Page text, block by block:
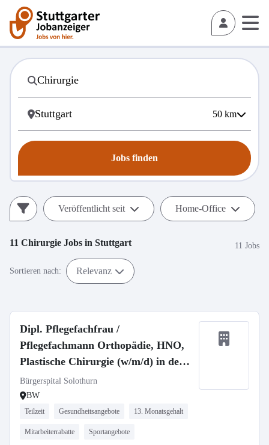
50 km
Jobs finden
Veröffentlicht seit Home-Office
11 Chirurgie Jobs in Stuttgart 11 Jobs
Sortieren nach: Relevanz
Dipl. Pflegefachfrau /
Pflegefachmann Orthopädie, HNO,
Plastische Chirurgie (w/m/d) in der
Schweiz
Bürgerspital Solothurn
BW
Teilzeit Gesundheitsangebote 13. Monatsgehalt
Mitarbeiterrabatte Sportangebote